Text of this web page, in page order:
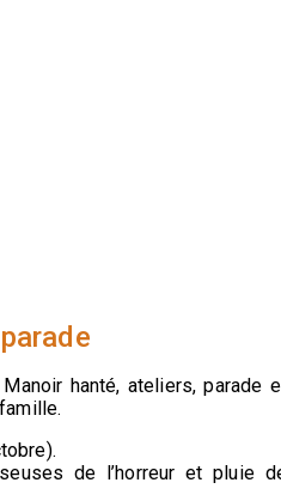
hanté, ateliers, parade
de l’horreur et pluie